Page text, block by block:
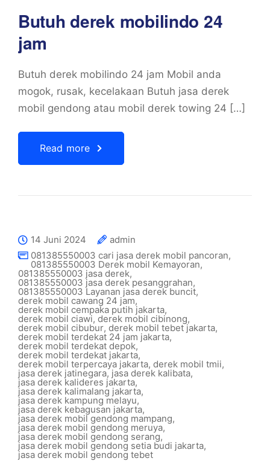
Butuh derek mobilindo 24
jam
Butuh derek mobilindo 24 jam Mobil anda
mogok, rusak, kecelakaan Butuh jasa derek
mobil gendong atau mobil derek towing 24 […]
Read more
14 Juni 2024
admin
081385550003 cari jasa derek mobil pancoran,
081385550003 Derek mobil Kemayoran,
081385550003 jasa derek,
081385550003 jasa derek pesanggrahan,
081385550003 Layanan jasa derek buncit,
derek mobil cawang 24 jam,
derek mobil cempaka putih jakarta,
derek mobil ciawi, derek mobil cibinong,
derek mobil cibubur, derek mobil tebet jakarta,
derek mobil terdekat 24 jam jakarta,
derek mobil terdekat depok,
derek mobil terdekat jakarta,
derek mobil terpercaya jakarta, derek mobil tmii,
jasa derek jatinegara, jasa derek kalibata,
jasa derek kalideres jakarta,
jasa derek kalimalang jakarta,
jasa derek kampung melayu,
jasa derek kebagusan jakarta,
jasa derek mobil gendong mampang,
jasa derek mobil gendong meruya,
jasa derek mobil gendong serang,
jasa derek mobil gendong setia budi jakarta,
jasa derek mobil gendong tebet